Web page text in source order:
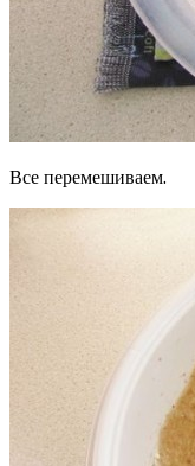
Все перемешиваем.